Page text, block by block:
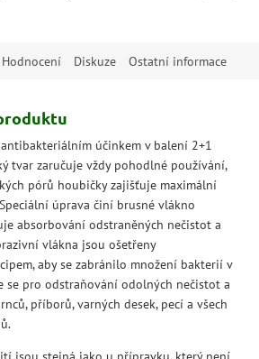
Hodnocení Diskuze Ostatní informace
účinkem v balení 2+1
tvar zaručuje vždy pohodlné používání,
pórů houbičky zajišťuje maximální
úprava činí brusné vlákno
absorbování odstraněných nečistot a
vlákna jsou ošetřeny
aby se zabránilo množení bakterií v
se pro odstraňování odolných nečistot a
příborů, varných desek, pecí a všech